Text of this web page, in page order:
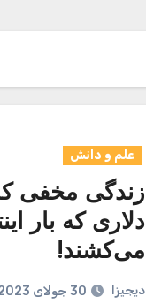
علم و دانش
زندگی مخفی
دلاری که بار
می‌کشند!
دیجیزا 30 جولای 2023